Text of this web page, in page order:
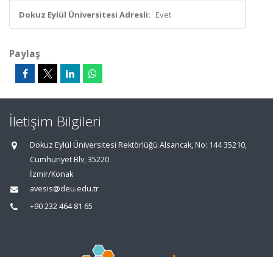
Dokuz Eylül Üniversitesi Adresli: Evet
Paylaş
İletişim Bilgileri
Dokuz Eylül Üniversitesi Rektörlüğü Alsancak, No: 144 35210,
Cumhuriyet Blv, 35220
İzmir/Konak
avesis@deu.edu.tr
+90 232 464 81 65